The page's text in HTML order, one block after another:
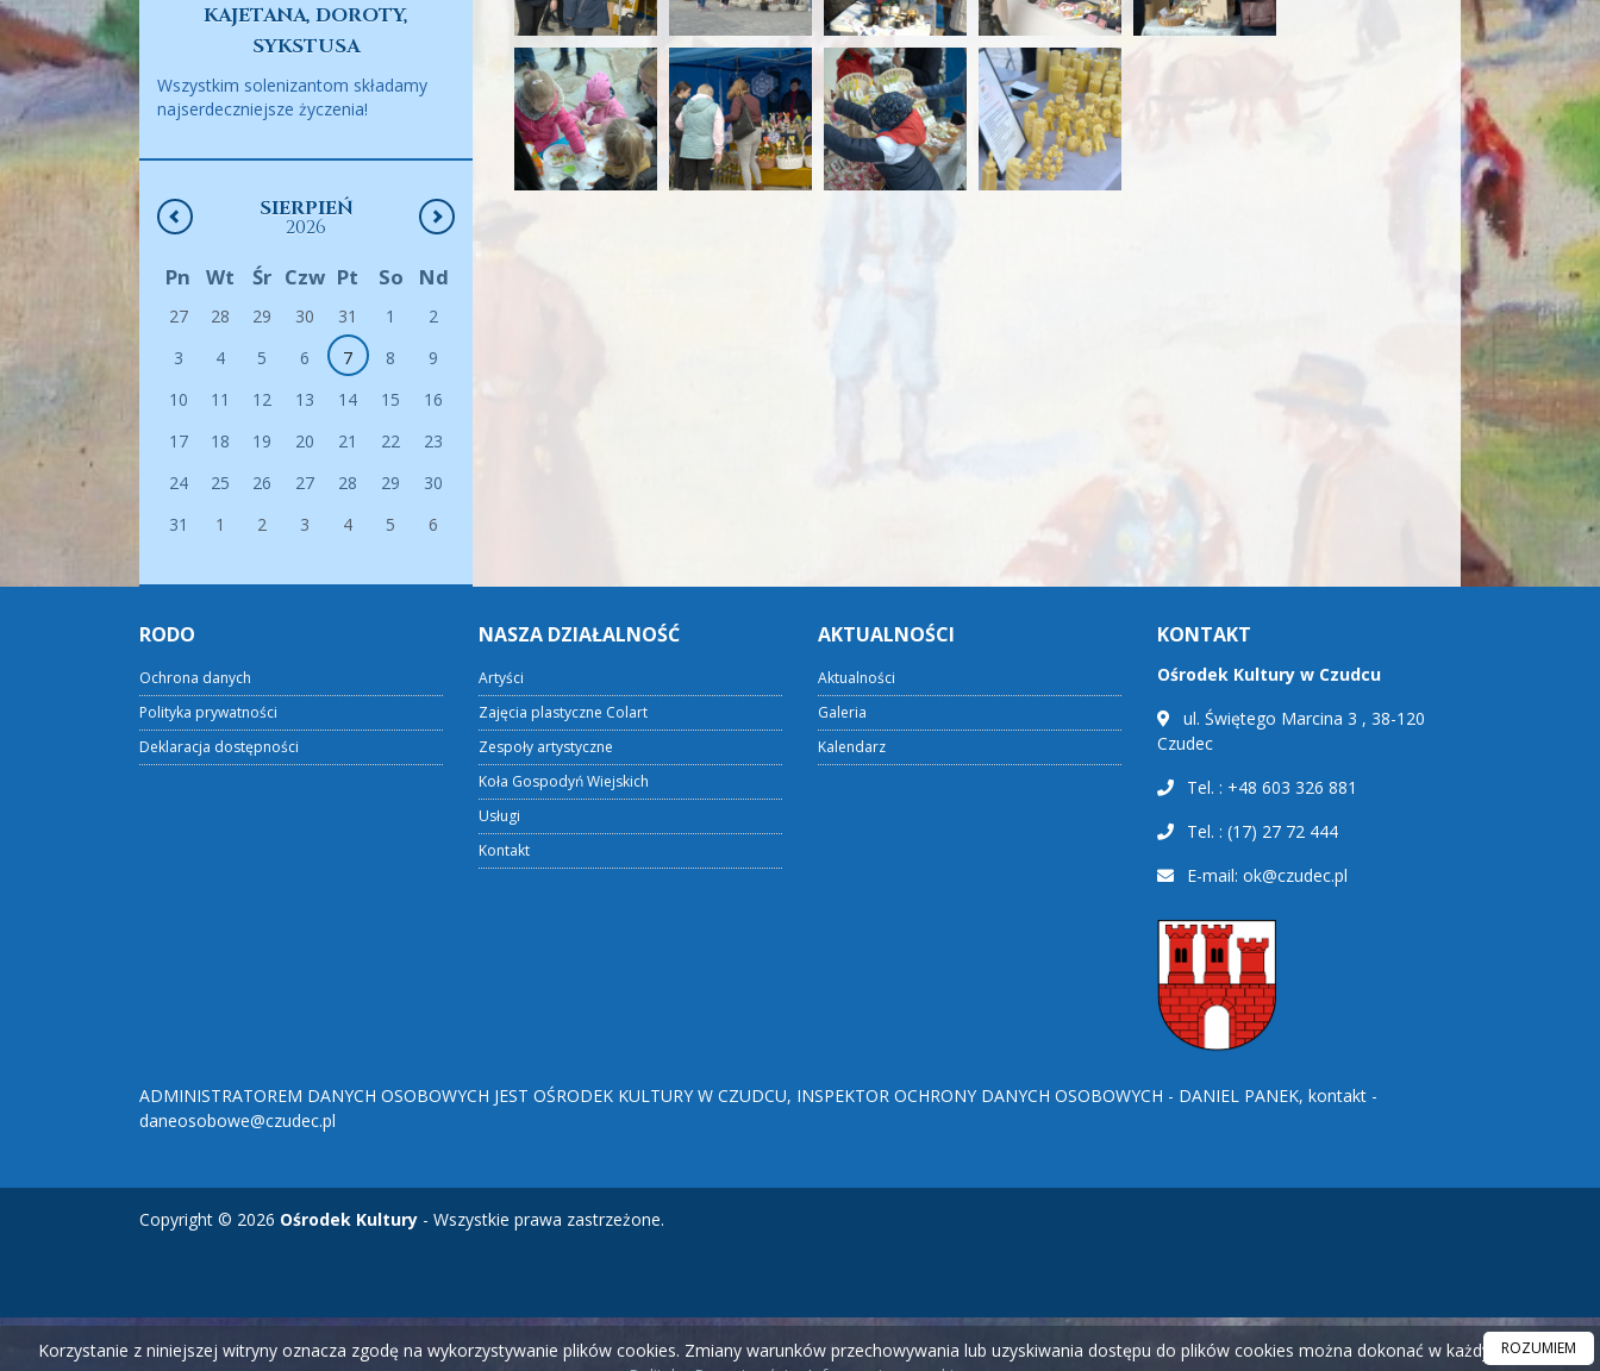
KAJETANA, DOROTY,
SYKSTUSA
Wszystkim solenizantom składamy
najserdeczniejsze życzenia!
SIERPIEŃ
2026
Pn Wt Śr Czw Pt So Nd
27 28 29 30 31 1
2
3
4 5 6 7 8
9
10
11 12 13 14 15
16
17
18 19 20 21 22
23
24
25 26 27 28 29
30
31
1 2 3 4 5 6
RODO
Ochrona danych
Polityka prywatności
Deklaracja dostępności
NASZA DZIAŁALNOŚĆ
Artyści
Zajęcia plastyczne Colart
Zespoły artystyczne
Koła Gospodyń Wiejskich
Usługi
Kontakt
AKTUALNOŚCI
Aktualności
Galeria
Kalendarz
KONTAKT
Ośrodek Kultury w Czudcu
ul. Świętego Marcina 3 , 38-120
Czudec
Tel. : +48 603 326 881
Tel. : (17) 27 72 444
E-mail: ok@czudec.pl
ADMINISTRATOREM DANYCH OSOBOWYCH JEST OŚRODEK KULTURY W CZUDCU, INSPEKTOR OCHRONY DANYCH OSOBOWYCH - DANIEL PANEK, kontakt -
daneosobowe@czudec.pl
Copyright © 2026 Ośrodek Kultury - Wszystkie prawa zastrzeżone.
Korzystanie z niniejszej witryny oznacza zgodę na wykorzystywanie plików cookies. Zmiany warunków przechowywania lub uzyskiwania dostępu do plików cookies można dokonać w każdym czasie.
ROZUMIEM